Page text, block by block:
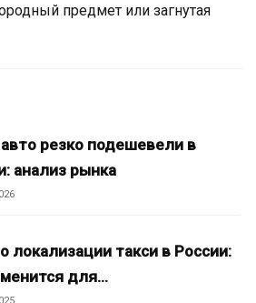
предмет или загнутая
резко подешевели в
анализ рынка
локализации такси в России:
для…